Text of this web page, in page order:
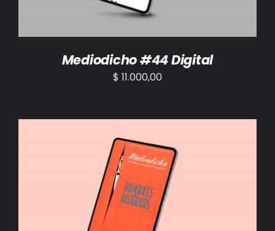
Mediodicho #44 Digital
$ 11.000,00
AÑADIR AL CARRITO /